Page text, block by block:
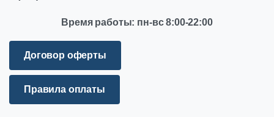
Время работы: пн-вс 8:00-22:00
Договор оферты
Правила оплаты